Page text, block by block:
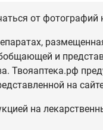
от фотографий
и
Твояаптека.рф
на
на